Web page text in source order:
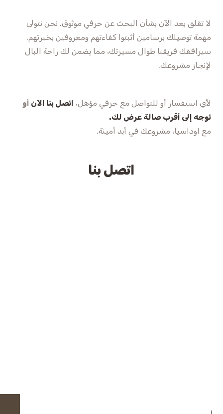
لا تقلق بعد الآن بشأن البحث عن حرفي موثوق. نحن نتولى
مهمة توصيلك برسامين أثبتوا كفاءتهم ومعروفين بخبرتهم.
سيرافقك فريقنا طوال مسيرتك، مما يضمن لك راحة البال
لإنجاز مشروعك.
لأي استفسار أو للتواصل مع حرفي مؤهل، اتصل بنا الآن أو
توجه إلى أقرب صالة عرض لك.
مع اوداسيا، مشروعك في أيد أمينة.
اتصل بنا